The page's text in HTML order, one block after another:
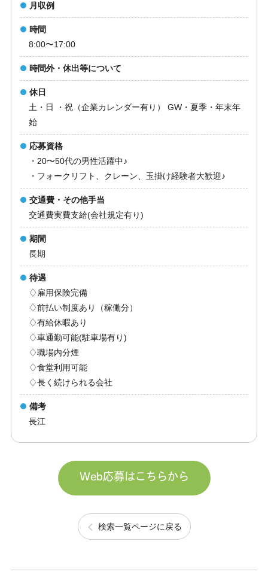
月収例
時間
8:00〜17:00
時間外・休出等について
休日
土・日 ・祝（企業カレンダー有り） GW・夏季・年末年
始
応募資格
・20〜50代の男性活躍中♪
・フォークリフト、クレーン、玉掛け経験者大歓迎♪
交通費・その他手当
交通費実費支給(会社規定有り)
期間
長期
待遇
♢雇用保険完備
♢前払い制度あり（稼働分）
♢有給休暇あり
♢車通勤可能(駐車場有り)
♢職場内分煙
♢食堂利用可能
♢長く続けられる会社
備考
長江
Web応募はこちらから
検索一覧ページに戻る